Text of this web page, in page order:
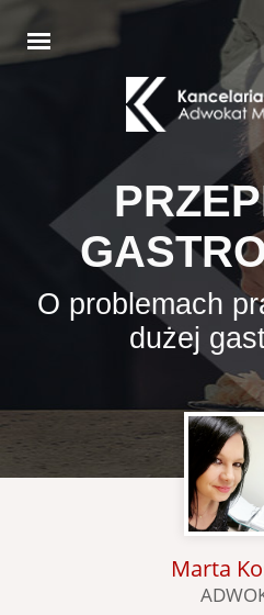
O problemach
dużej
Marta